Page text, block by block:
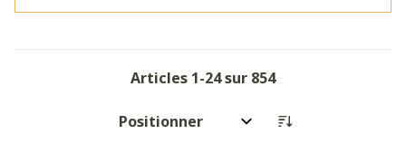
Articles 1-24sur 854
Trier par: